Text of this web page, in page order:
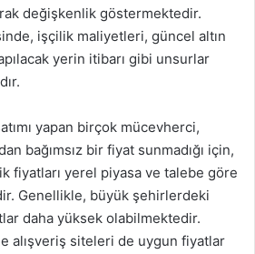
değişkenlik göstermektedir.
işçilik maliyetleri, güncel altın
yerin itibarı gibi unsurlar
yapan birçok mücevherci,
bağımsız bir fiyat sunmadığı için,
fiyatları yerel piyasa ve talebe göre
Genellikle, büyük şehirlerdeki
daha yüksek olabilmektedir.
alışveriş siteleri de uygun fiyatlar